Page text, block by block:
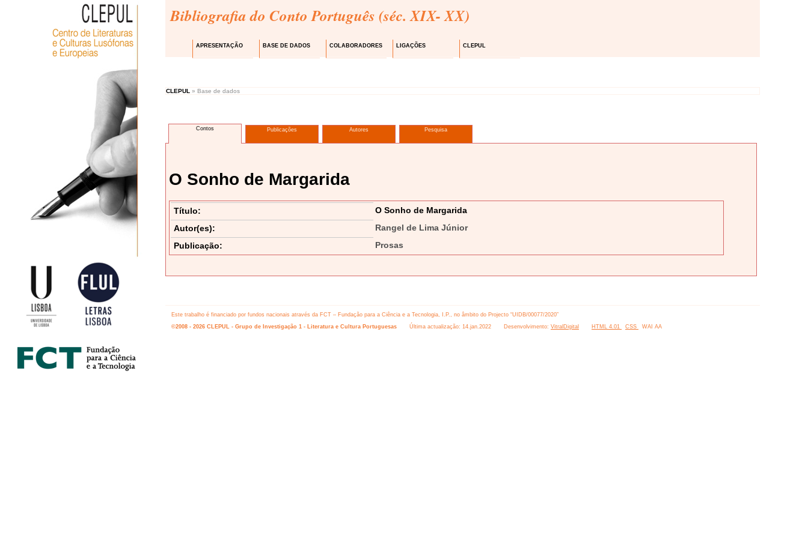
Bibliografia do Conto Português (séc. XIX- XX)
APRESENTAÇÃO BASE DE DADOS COLABORADORES LIGAÇÕES CLEPUL
CLEPUL » Base de dados
Contos Publicações Autores Pesquisa
O Sonho de Margarida
Título:
O Sonho de Margarida
Autor(es):
Rangel de Lima Júnior
Publicação:
Prosas
Este trabalho é financiado por fundos nacionais através da FCT – Fundação para a Ciência e a Tecnologia, I.P., no âmbito do Projecto “UIDB/00077/2020”
©2008 - 2026 CLEPUL - Grupo de Investigação 1 - Literatura e Cultura Portuguesas
Última actualização: 14.jan.2022 Desenvolvimento: VitralDigital HTML 4.01 CSS WAI AA